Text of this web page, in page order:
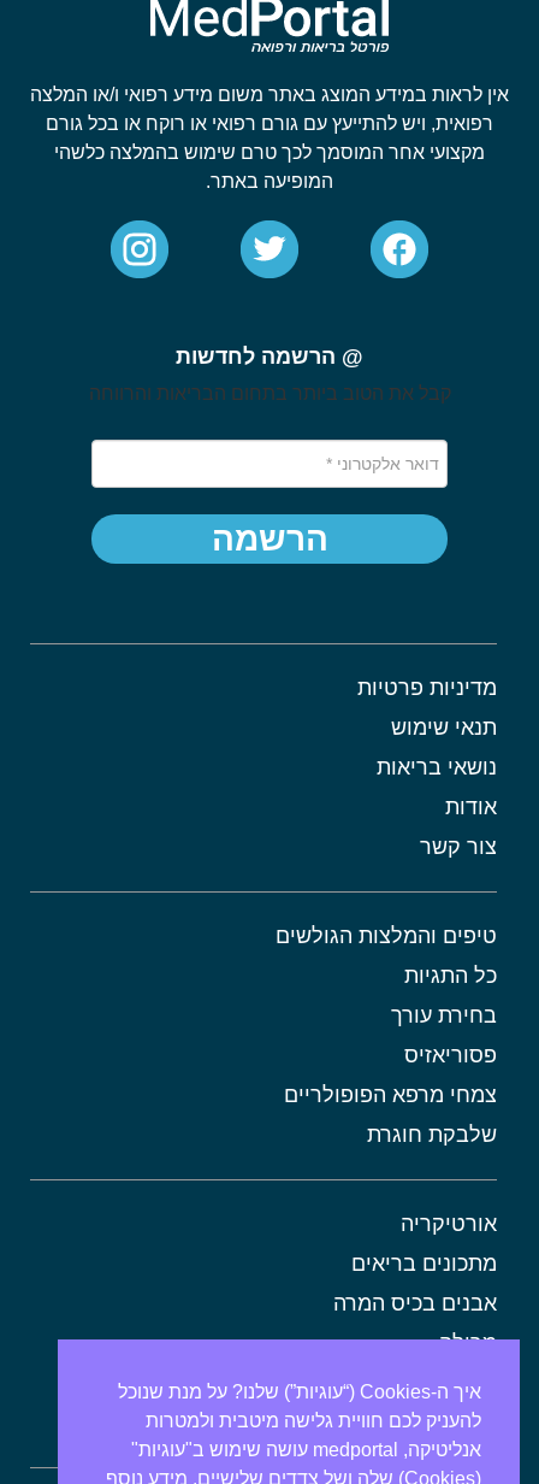
אין לראות במידע המוצג באתר משום מידע רפואי ו/או המלצה
רפואית, ויש להתייעץ עם גורם רפואי או רוקח או בכל גורם
מקצועי אחר המוסמך לכך טרם שימוש בהמלצה כלשהי
המופיעה באתר.
מדיניות פרטיות
תנאי שימוש
נושאי בריאות
אודות
צור קשר
טיפים והמלצות הגולשים
כל התגיות
בחירת עורך
פסוריאזיס
צמחי מרפא הפופולריים
שלבקת חוגרת
אורטיקריה
מתכונים בריאים
אבנים בכיס המרה
מרולה
מורינגה
אלוורה
@ הרשמה לחדשות
קבל את הטוב ביותר בתחום הבריאות והרווחה
הרשמה
איך ה-Cookies (“עוגיות”) שלנו? על מנת שנוכל
להעניק לכם חוויית גלישה מיטבית ולמטרות
אנליטיקה, medportal עושה שימוש ב"עוגיות"
(Cookies) שלה ושל צדדים שלישיים. מידע נוסף